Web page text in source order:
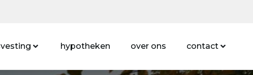
hypotheken over ons contact